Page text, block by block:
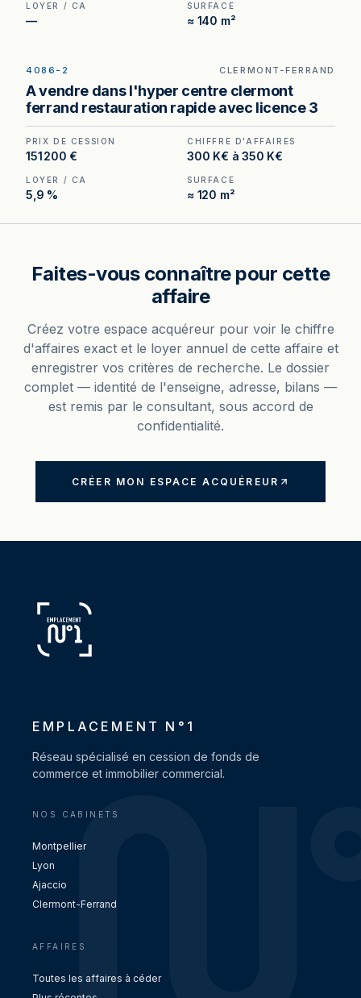
LOYER / CA
—
SURFACE
≈ 140 m²
emplacement n°1 en hypercentre, fort passage
piéton.
4086-2 CLERMONT-FERRAND
A vendre dans l'hyper centre clermont
ferrand restauration rapide avec licence 3
PRIX DE CESSION
151 200 €
CHIFFRE D'AFFAIRES
300 K€ à 350 K€
LOYER / CA
5,9 %
SURFACE
≈ 120 m²
Faites-vous connaître pour cette
affaire
Créez votre espace acquéreur pour voir le chiffre
d'affaires exact et le loyer annuel de cette affaire et
enregistrer vos critères de recherche. Le dossier
complet — identité de l'enseigne, adresse, bilans —
est remis par le consultant, sous accord de
confidentialité.
CRÉER MON ESPACE ACQUÉREUR
EMPLACEMENT N°1
Réseau spécialisé en cession de fonds de
commerce et immobilier commercial.
NOS CABINETS
Montpellier
Lyon
Ajaccio
Clermont-Ferrand
AFFAIRES
Toutes les affaires à céder